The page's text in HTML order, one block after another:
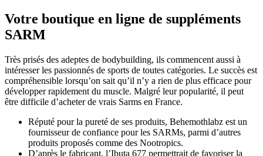
Votre boutique en ligne de suppléments
SARM
Très prisés des adeptes de bodybuilding, ils commencent aussi à
intéresser les passionnés de sports de toutes catégories. Le succès est
compréhensible lorsqu’on sait qu’il n’y a rien de plus efficace pour
développer rapidement du muscle. Malgré leur popularité, il peut
être difficile d’acheter de vrais Sarms en France.
Réputé pour la pureté de ses produits, Behemothlabz est un
fournisseur de confiance pour les SARMs, parmi d’autres
produits proposés comme des Nootropics.
D’après le fabricant, l’Ibuta 677 permettrait de favoriser la